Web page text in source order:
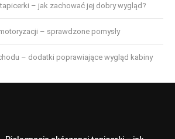
– jak zachować jej dobry wygląd?
– sprawdzone pomysły
– dodatki poprawiające wygląd kabiny